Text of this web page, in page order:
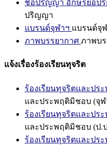
ชื่อปริญญา อักษรย่อป
ปริญญา
แบรนด์จุฬาฯ แบรนด์จุ
ภาพบรรยากาศ ภาพบ
แจ้งเรื่องร้องเรียนทุจริต
ร้องเรียนทุจริตและปร
และประพฤติมิชอบ (จุฬ
ร้องเรียนทุจริตและปร
และประพฤติมิชอบ (ป.
ร้องเรียนทุจริตและปร